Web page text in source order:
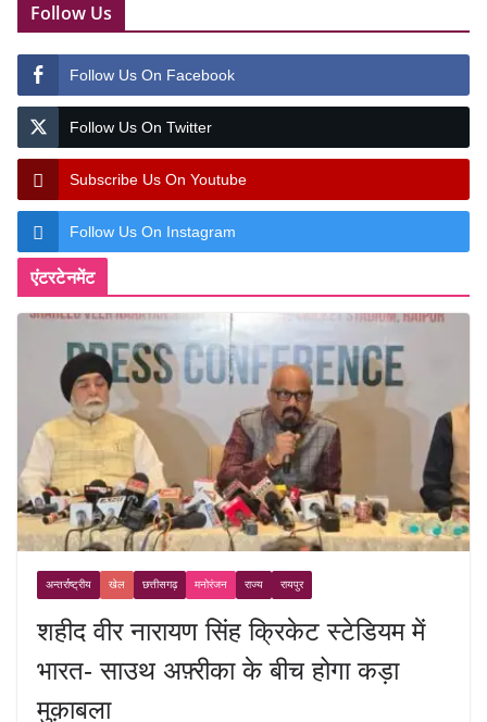
Follow Us
Follow Us On Facebook
Follow Us On Twitter
Subscribe Us On Youtube
Follow Us On Instagram
एंटरटेनमेंट
अन्तर्राष्ट्रीय खेल छत्तीसगढ़ मनोरंजन राज्य रायपुर
शहीद वीर नारायण सिंह क्रिकेट स्टेडियम में
भारत- साउथ अफ़्रीका के बीच होगा कड़ा
मुक़ाबला